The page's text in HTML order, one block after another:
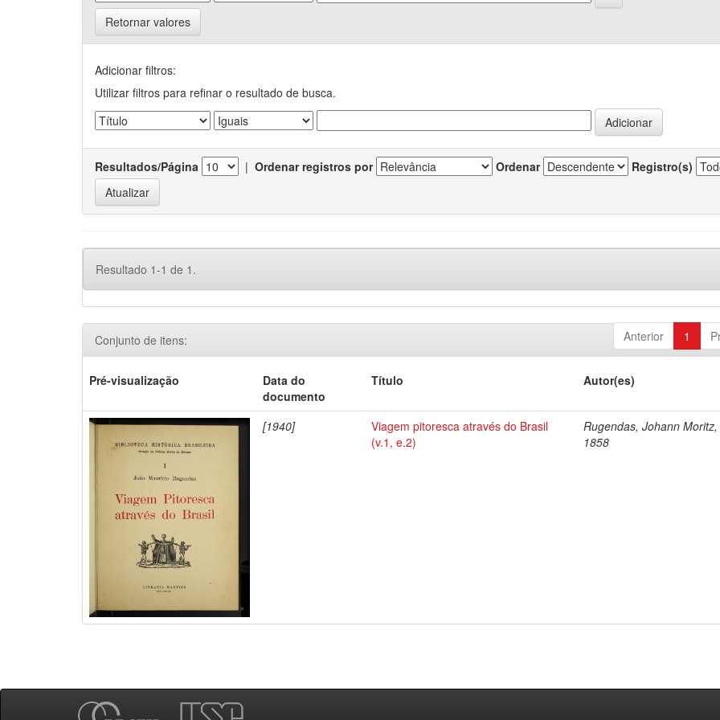
Retornar valores
Adicionar filtros:
Utilizar filtros para refinar o resultado de busca.
Resultados/Página | Ordenar registros por Ordenar Registro(s)
Resultado 1-1 de 1.
Anterior 1
Conjunto de itens:
Pré-visualização
Data do
documento
Título Autor(es)
[1940]
Viagem pitoresca através do Brasil
(v.1, e.2)
Rugendas, Johann
1858